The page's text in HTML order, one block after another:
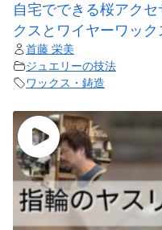
自宅でできる桜アク
クスとワイヤーワッ
首藤 栄美
ジュエリーの技法
ワックス・鋳造